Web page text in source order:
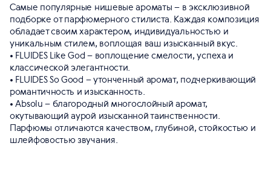
Самые популярные нишевые ароматы – в эксклюзивной
подборке от парфюмерного стилиста. Каждая композиция
обладает своим характером, индивидуальностью и
уникальным стилем, воплощая ваш изысканный вкус.
• FLUIDES Like God – воплощение смелости, успеха и
классической элегантности.
• FLUIDES So Good – утонченный аромат, подчеркивающий
романтичность и изысканность.
• Absolu – благородный многослойный аромат,
окутывающий аурой изысканной таинственности.
Парфюмы отличаются качеством, глубиной, стойкостью и
шлейфовостью звучания.